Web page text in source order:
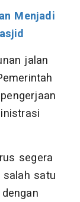
Menjadi
jalan
segera
satu